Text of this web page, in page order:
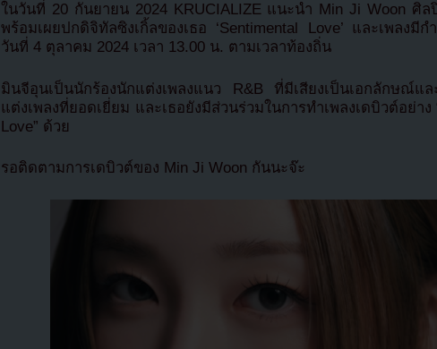
ในวันที่ 20 กันยายน 2024 KRUCIALIZE แนะนำ Min Ji Woon ศิล
พร้อมเผยปกดิจิทัลซิงเกิ้ลของเธอ ‘Sentimental Love’ และเพลงมี
วันที่ 4 ตุลาคม 2024 เวลา 13.00 น. ตามเวลาท้องถิ่น
มินจีอุนเป็นนักร้องนักแต่งเพลงแนว R&B ที่มีเสียงเป็นเอกลักษณ์แล
แต่งเพลงที่ยอดเยี่ยม และเธอยังมีส่วนร่วมในการทำเพลงเดบิวต์อย่าง
Love” ด้วย
รอติดตามการเดบิวต์ของ Min Ji Woon กันนะจ๊ะ